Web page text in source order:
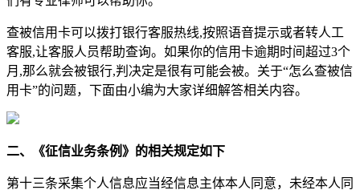
查被信用卡可以拨打银行客服热线,按照语音提示或者转人工
客服,让客服人员帮助查询。如果你的信用卡逾期时间超过3个
月,那么就会被银行,判决定是很有可能会被。关于“怎么查被信
用卡”的问题，下面由小编为大家详细解答相关内容。
二、《征信业务条例》的相关规定如下
第十三条采集个人信息应当经信息主体本人同意，未经本人同